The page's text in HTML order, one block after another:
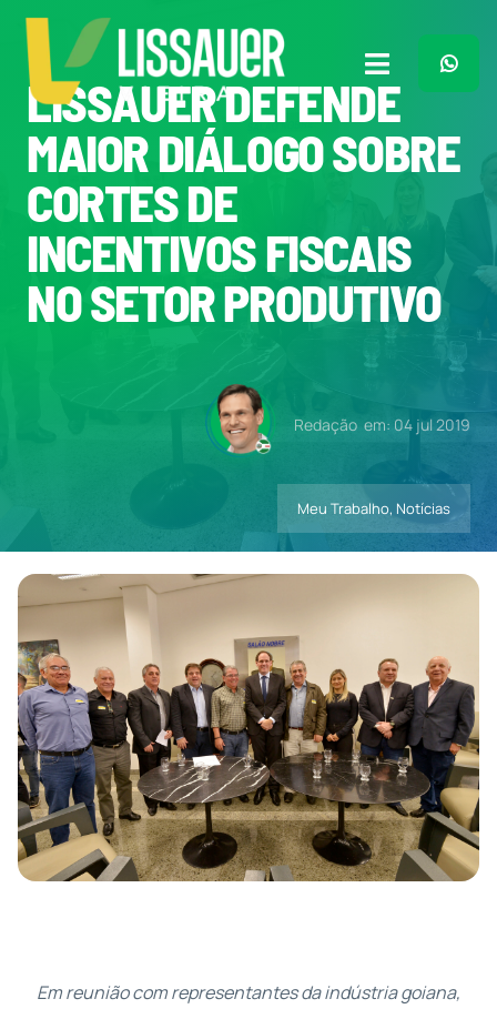
para
conteúdo
Toggle
Navigation
Home
Plano de Governo
Meu Trabalho
LISSAUER DEFENDE
MAIOR DIÁLOGO SOBRE
CORTES DE
INCENTIVOS FISCAIS
NO SETOR PRODUTIVO
Redação em: 04 jul 2019
Meu Trabalho, Notícias
Em reunião com representantes da indústria goiana,